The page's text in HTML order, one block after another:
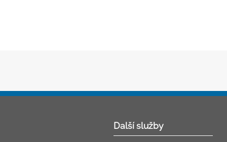
Další služby